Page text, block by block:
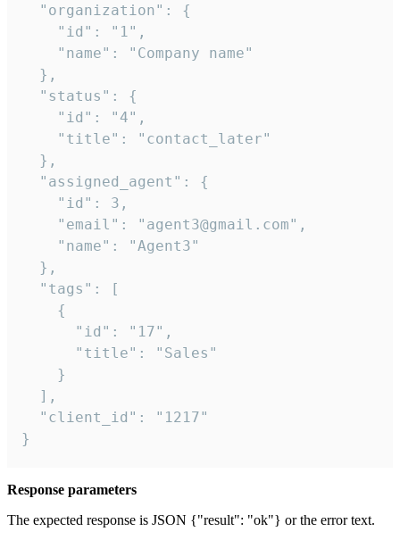
  "organization": {
    "id": "1",
    "name": "Company name"
  },
  "status": {
    "id": "4",
    "title": "contact_later"
  },
  "assigned_agent": {
    "id": 3,
    "email": "agent3@gmail.com",
    "name": "Agent3"
  },
  "tags": [
    {
      "id": "17",
      "title": "Sales"
    }
  ],
  "client_id": "1217"
}
Response parameters
The expected response is JSON {"result": "ok"} or the error text.